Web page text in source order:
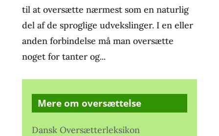
til at oversætte nærmest som en naturlig
del af de sproglige udvekslinger. I en eller
anden forbindelse må man oversætte
noget for tanter og...
Mere om oversættelse
Dansk Oversætterleksikon